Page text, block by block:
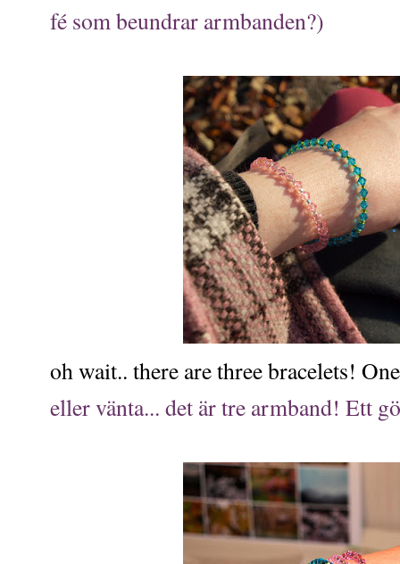
fé som beundrar armbanden?)
oh wait.. there are three bracelets!
eller vänta... det är tre armband! Ett